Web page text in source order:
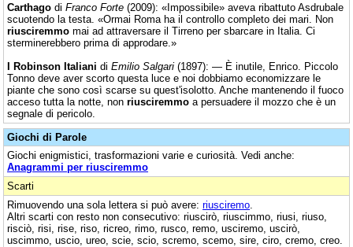
Carthago di Franco Forte (2009): «Impossibile» aveva ribattuto Asdrubale
scuotendo la testa. «Ormai Roma ha il controllo completo dei mari. Non
riusciremmo mai ad attraversare il Tirreno per sbarcare in Italia. Ci
sterminerebbero prima di approdare.»
I Robinson Italiani di Emilio Salgari (1897): — È inutile, Enrico. Piccolo
Tonno deve aver scorto questa luce e noi dobbiamo economizzare le
piante che sono così scarse su quest'isolotto. Anche mantenendo il fuoco
acceso tutta la notte, non riusciremmo a persuadere il mozzo che è un
segnale di pericolo.
Giochi di Parole
Giochi enigmistici, trasformazioni varie e curiosità. Vedi anche:
Anagrammi per riusciremmo
Scarti
Rimuovendo una sola lettera si può avere: riusciremo
Altri scarti con resto non consecutivo: riuscirò, riuscimmo, riusi, riuso,
risciò, risi, rise, riso, ricreo, rimo, rusco, remo, usciremo, uscirò,
uscimmo, uscio, ureo, scie, scio, scremo, scemo, sire, ciro, cremo, creo.